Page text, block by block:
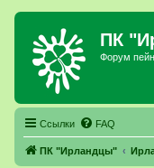
ПК
Форум
Ссылки FAQ
ПК "Ирландцы"